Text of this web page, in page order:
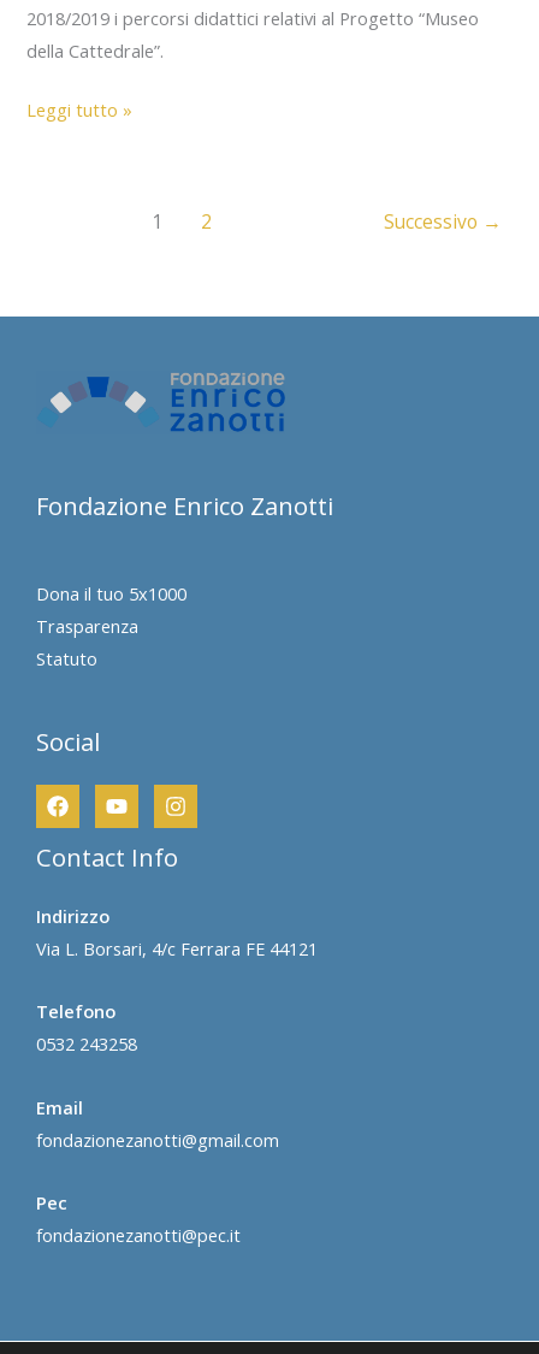
2018/2019 i percorsi didattici relativi al Progetto “Museo
della Cattedrale”.
Edizione
Leggi tutto »
1 2 Successivo →
Fondazione Enrico Zanotti
Dona il tuo 5x1000
Trasparenza
Statuto
Social
Contact Info
Indirizzo
Via L. Borsari, 4/c Ferrara FE 44121
Telefono
0532 243258
Email
fondazionezanotti@gmail.com
Pec
fondazionezanotti@pec.it